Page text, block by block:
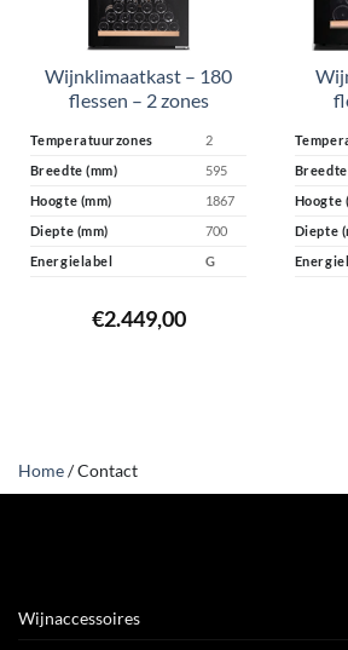
Wijnklimaatkast – 180
flessen – 2 zones
Temperatuurzones
2
Breedte (mm)
595
Hoogte (mm)
1867
Diepte (mm)
700
Energielabel
G
€2.449,00
Breedte
Hoogte
Diepte
Home/Contact
Wijnaccessoires